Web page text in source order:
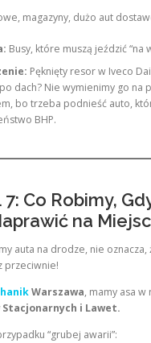
magazyny, dużo aut
Busy, które muszą jeździć “na
Pęknięty resor w Iveco
dach? Nie wymienimy go na
bo trzeba podnieść auto,
BHP.
7: Co Robimy,
na
auta na drodze, nie oznacza,
przeciwnie!
Warszawa, mamy asa w
i Lawet.
“grubej awarii”: